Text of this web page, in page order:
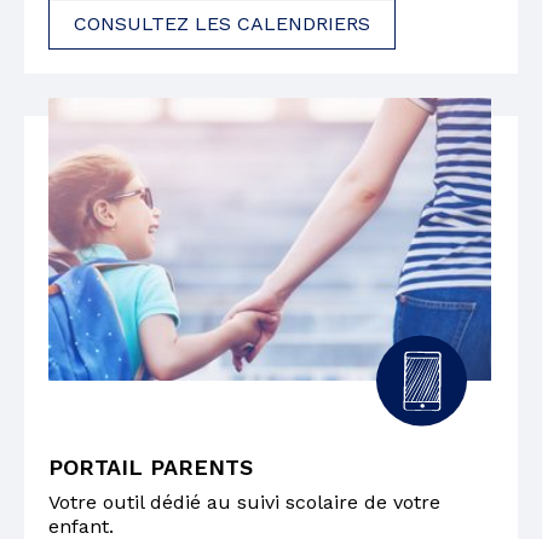
CONSULTEZ LES CALENDRIERS
PORTAIL PARENTS
Votre outil dédié au suivi scolaire de votre
enfant.